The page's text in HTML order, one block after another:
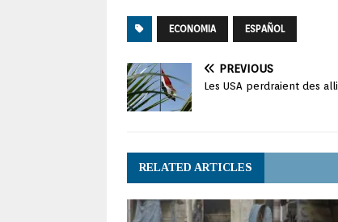
ECONOMIA ESPAÑOL
PREVIOUS
Les USA perdraient des
RELATED ARTICLES